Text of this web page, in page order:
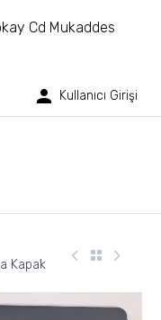
Cd Mukaddes
Kullanıcı Girişi
Kapak